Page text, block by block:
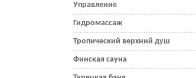
Управление
Гидромассаж
Тропический верхний душ
Финская сауна